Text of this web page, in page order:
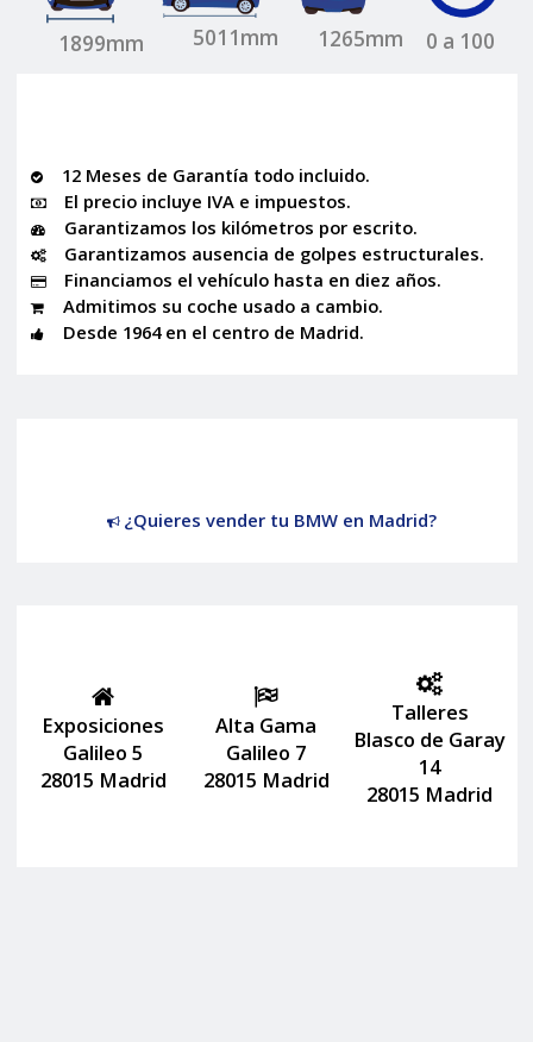
1899mm 5011mm 1265mm 0 a 100
12 Meses de Garantía todo incluido.
El precio incluye IVA e impuestos.
Garantizamos los kilómetros por escrito.
Garantizamos ausencia de golpes estructurales.
Financiamos el vehículo hasta en diez años.
Admitimos su coche usado a cambio.
Desde 1964 en el centro de Madrid.
¿Quieres vender tu BMW en Madrid?
Exposiciones
Galileo 5
28015 Madrid
Alta Gama
Galileo 7
28015 Madrid
Talleres
Blasco de Garay
14
28015 Madrid